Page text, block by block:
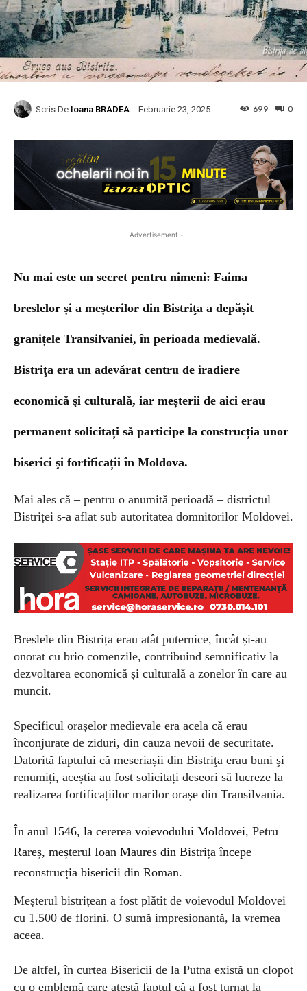
Scris De Ioana BRADEA Februarie 23, 2025 0
699
- Advertisement -
Nu mai este un secret pentru nimeni: Faima
breslelor și a meșterilor din Bistriţa a depășit
granițele Transilvaniei, în perioada medievală.
Bistriţa era un adevărat centru de iradiere
economică şi culturală, iar meșterii de aici erau
permanent solicitați să participe la construcția unor
biserici şi fortificații în Moldova.
Mai ales că – pentru o anumită perioadă – districtul
Bistriței s-a aflat sub autoritatea domnitorilor Moldovei.
Breslele din Bistrița erau atât puternice, încât și-au
onorat cu brio comenzile, contribuind semnificativ la
dezvoltarea economică şi culturală a zonelor în care au
muncit.
Specificul orașelor medievale era acela că erau
înconjurate de ziduri, din cauza nevoii de securitate.
Datorită faptului că meseriașii din Bistriţa erau buni şi
renumiți, aceștia au fost solicitați deseori să lucreze la
realizarea fortificațiilor marilor orașe din Transilvania.
În anul 1546, la cererea voievodului Moldovei, Petru
Rareș, meșterul Ioan Maures din Bistrița începe
reconstrucția bisericii din Roman.
Meșterul bistrițean a fost plătit de voievodul Moldovei
cu 1.500 de florini. O sumă impresionantă, la vremea
aceea.
De altfel, în curtea Bisericii de la Putna există un clopot
cu o emblemă care atestă faptul că a fost turnat la